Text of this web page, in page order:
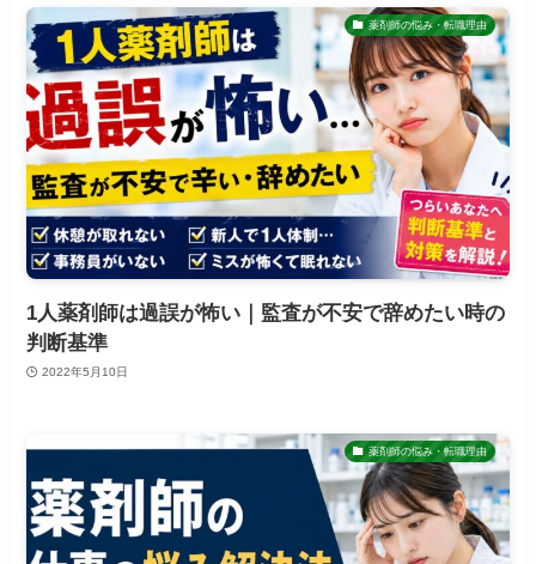
薬剤師の悩み・転職理由
1人薬剤師は過誤が怖い｜監査が不安で辞めたい時の
判断基準
2022年5月10日
薬剤師の悩み・転職理由